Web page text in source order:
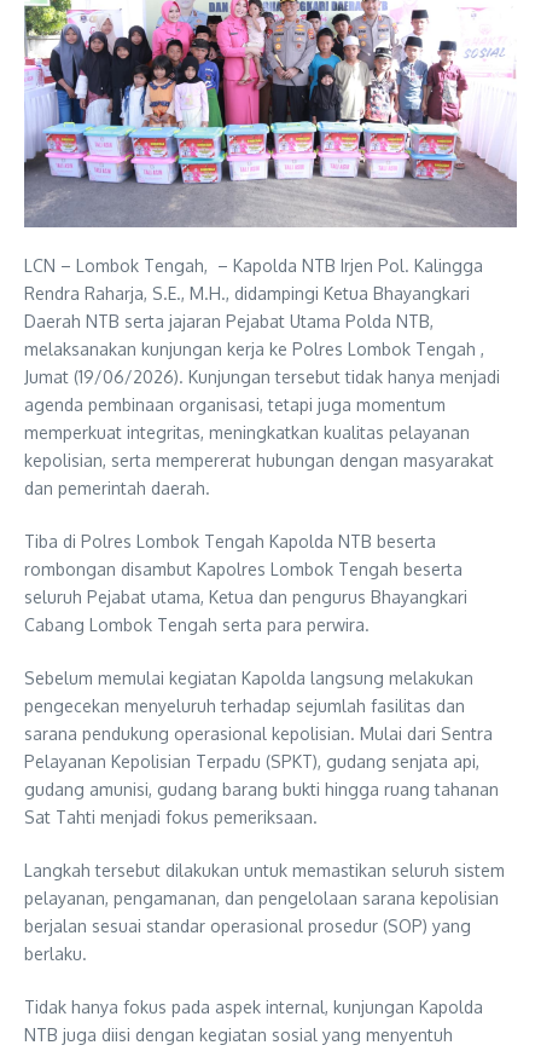
LCN – Lombok Tengah, – Kapolda NTB Irjen Pol. Kalingga
Rendra Raharja, S.E., M.H., didampingi Ketua Bhayangkari
Daerah NTB serta jajaran Pejabat Utama Polda NTB,
melaksanakan kunjungan kerja ke Polres Lombok Tengah ,
Jumat (19/06/2026). Kunjungan tersebut tidak hanya menjadi
agenda pembinaan organisasi, tetapi juga momentum
memperkuat integritas, meningkatkan kualitas pelayanan
kepolisian, serta mempererat hubungan dengan masyarakat
dan pemerintah daerah.
Tiba di Polres Lombok Tengah Kapolda NTB beserta
rombongan disambut Kapolres Lombok Tengah beserta
seluruh Pejabat utama, Ketua dan pengurus Bhayangkari
Cabang Lombok Tengah serta para perwira.
Sebelum memulai kegiatan Kapolda langsung melakukan
pengecekan menyeluruh terhadap sejumlah fasilitas dan
sarana pendukung operasional kepolisian. Mulai dari Sentra
Pelayanan Kepolisian Terpadu (SPKT), gudang senjata api,
gudang amunisi, gudang barang bukti hingga ruang tahanan
Sat Tahti menjadi fokus pemeriksaan.
Langkah tersebut dilakukan untuk memastikan seluruh sistem
pelayanan, pengamanan, dan pengelolaan sarana kepolisian
berjalan sesuai standar operasional prosedur (SOP) yang
berlaku.
Tidak hanya fokus pada aspek internal, kunjungan Kapolda
NTB juga diisi dengan kegiatan sosial yang menyentuh